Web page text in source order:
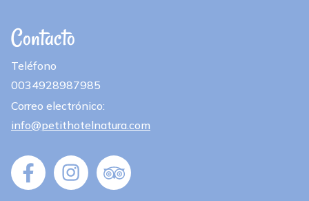
Contacto
Teléfono
0034928987985
Correo electrónico:
info@petithotelnatura.com